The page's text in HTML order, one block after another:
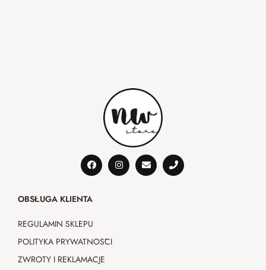
OBSŁUGA KLIENTA
REGULAMIN SKLEPU
POLITYKA PRYWATNOŚCI
ZWROTY I REKLAMACJE